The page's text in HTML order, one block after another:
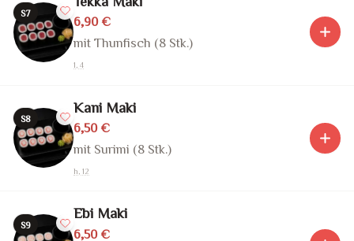
S7
6,90 €
mit Thunfisch (8 Stk.)
1, 4
S8
Kani Maki
6,50 €
mit Surimi (8 Stk.)
h, 12
S9
Ebi Maki
6,50 €